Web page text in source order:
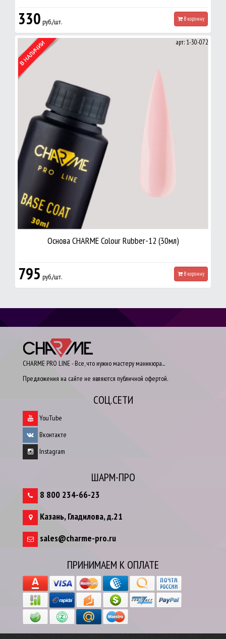
330 руб./шт. В корзину
арт: 1-30-072
Основа CHARME Colour Rubber-12 (30мл)
795 руб./шт. В корзину
CHARME PRO LINE - Все, что нужно мастеру маникюра...
Предложения на сайте не являются публичной офертой.
СОЦ.СЕТИ
YouTube
Вконтакте
Instagram
ШАРМ-ПРО
8 800 234-66-23
Казань,Гладилова, д.21
sales@charme-pro.ru
ПРИНИМАЕМ К ОПЛАТЕ